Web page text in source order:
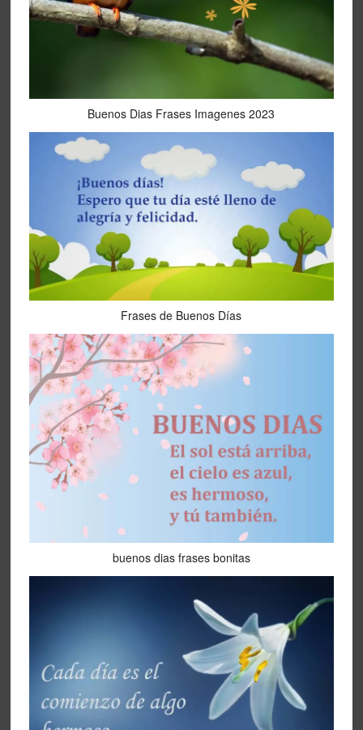
Buenos Dias Frases Imagenes 2023
Frases de Buenos Días
buenos dias frases bonitas